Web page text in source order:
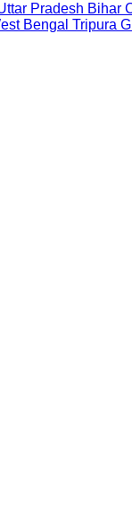
Pradesh Bihar
Bengal Tripura